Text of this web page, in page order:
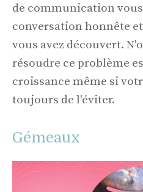
de communication
conversation honnête
vous avez découvert.
résoudre ce problème
croissance même si
toujours de l'éviter.
Gémeaux